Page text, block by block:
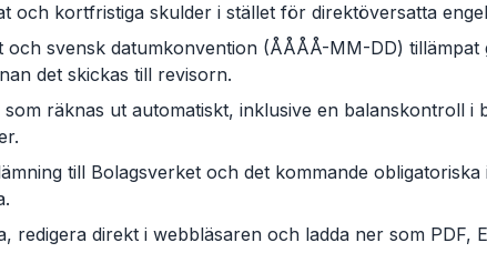
och kortfristiga skulder i stället för direktöversatta
svensk datumkonvention (ÅÅÅÅ-MM-DD) tillämpat
det skickas till revisorn.
som räknas ut automatiskt, inklusive en balanskontroll i
till Bolagsverket och det kommande
redigera direkt i webbläsaren och ladda ner som PDF,